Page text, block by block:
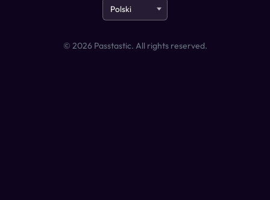
© 2026Passtastic. All rights reserved.